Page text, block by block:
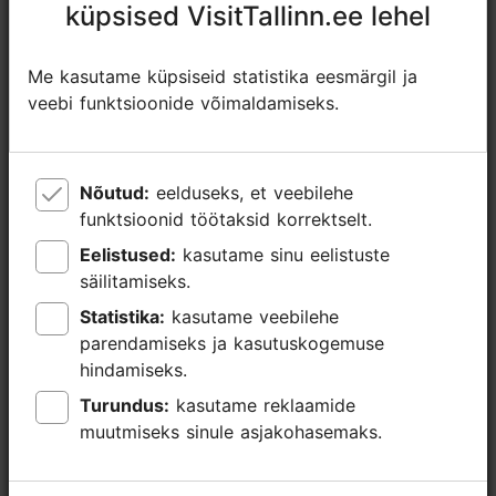
https://www.facebook.com/lossimuusika
+372 516 2480
Broneeri
küpsised VisitTallinn.ee lehel
Me kasutame küpsiseid statistika eesmärgil ja
veebi funktsioonide võimaldamiseks.
Nõutud:
funktsioonid töötaksid korrektselt.
Eelistused:
säilitamiseks.
Statistika:
parendamiseks ja kasutuskogemuse
hindamiseks.
Turundus:
muutmiseks sinule asjakohasemaks.
küpsised VisitTallinn.ee lehel
Me kasutame küpsiseid statistika eesmärgil ja
veebi funktsioonide võimaldamiseks.
Nõutud:
funktsioonid töötaksid korrektselt.
Eelistused:
säilitamiseks.
Statistika:
parendamiseks ja kasutuskogemuse
hindamiseks.
Turundus:
muutmiseks sinule asjakohasemaks.